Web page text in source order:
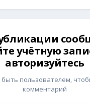
учётную
авторизуйтесь
пользователем,
комментарий